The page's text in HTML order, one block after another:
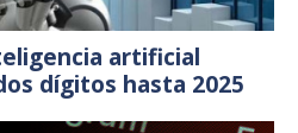
artificial
dígitos hasta 2025